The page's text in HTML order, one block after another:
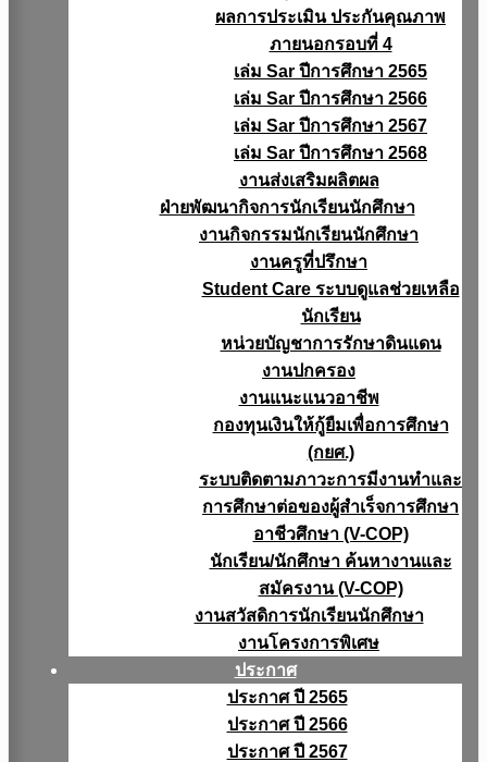
ผลการประเมิน ประกันคุณภาพ
ภายนอกรอบที่ 4
เล่ม Sar ปีการศึกษา 2565
เล่ม Sar ปีการศึกษา 2566
เล่ม Sar ปีการศึกษา 2567
เล่ม Sar ปีการศึกษา 2568
งานส่งเสริมผลิตผล
ฝ่ายพัฒนากิจการนักเรียนนักศึกษา
งานกิจกรรมนักเรียนนักศึกษา
งานครูที่ปรึกษา
Student Care ระบบดูแลช่วยเหลือ
นักเรียน
หน่วยบัญชาการรักษาดินแดน
งานปกครอง
งานแนะแนวอาชีพ
กองทุนเงินให้กู้ยืมเพื่อการศึกษา
(กยศ.)
ระบบติดตามภาวะการมีงานทำและ
การศึกษาต่อของผู้สำเร็จการศึกษา
อาชีวศึกษา (V-COP)
นักเรียน/นักศึกษา ค้นหางานและ
สมัครงาน (V-COP)
งานสวัสดิการนักเรียนนักศึกษา
งานโครงการพิเศษ
ประกาศ
ประกาศ ปี 2565
ประกาศ ปี 2566
ประกาศ ปี 2567